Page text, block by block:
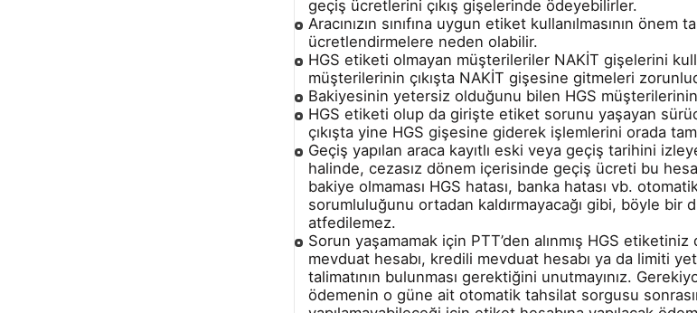
geçiş ücretlerini çıkış gişelerinde ödeyebilirler.
Aracınızın sınıfına uygun etiket kullanılmasının önem
ücretlendirmelere neden olabilir.
HGS etiketi olmayan müşterileriler NAKİT gişelerini
müşterilerinin çıkışta NAKİT gişesine gitmeleri
Bakiyesinin yetersiz olduğunu bilen HGS
HGS etiketi olup da girişte etiket sorunu yaşayan
çıkışta yine HGS gişesine giderek işlemlerini orada
Geçiş yapılan araca kayıtlı eski veya geçiş tarihini
halinde, cezasız dönem içerisinde geçiş ücreti bu
bakiye olmaması HGS hatası, banka hatası vb.
sorumluluğunu ortadan kaldırmayacağı gibi, böyle bir
atfedilemez.
Sorun yaşamamak için PTT’den alınmış HGS
mevduat hesabı, kredili mevduat hesabı ya da limiti
talimatının bulunması gerektiğini unutmayınız.
ödemenin o güne ait otomatik tahsilat sorgusu